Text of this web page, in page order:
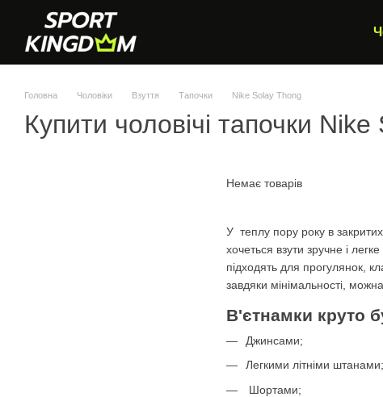
Перейти до основного контенту
Головна Чоловіки Взуття Тапочки Nike Solay Thong
Купити чоловічі тапочки
У теплу пору року в
хочеться взути зручне і
підходять для прогулянок,
завдяки мінімальності,
В'єтнамки круто
Джинсами;
Легкими літніми штанами;
Шортами;
Немає товарів